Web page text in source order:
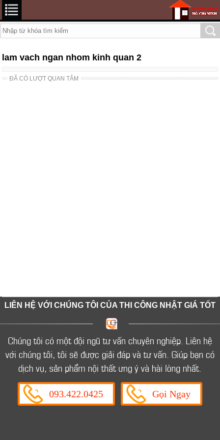
lam vach ngan nhom kinh quan 2
ĐÃ CÓ LƯỢT QUAN TÂM
LIÊN HỆ VỚI CHÚNG TÔI CỦA THI CÔNG NHẬT GIÁ TỐT
Chúng tôi có một đội ngũ tư vấn chuyên nghiệp. Liên hệ
với chúng tôi, tôi sẽ được giải đáp và tư vấn. Giúp bạn có
dịch vụ, sản phẩm nội thất ưng ý và hài lòng nhất.
093.422.0425 Gọi Ngay